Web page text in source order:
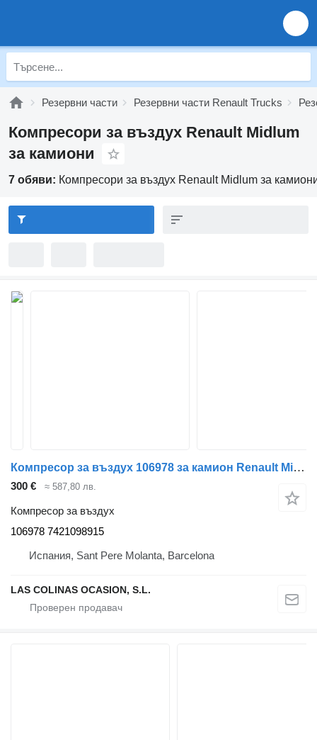
Резервни части Резервни части Renault Trucks
Компресори за въздух Renault Midlum
за камиони
7 обяви: Компресори за въздух Renault Midlum за
Компресор за въздух 106978 за камион Renault Midlum
300 € ≈ 587,80 лв.
Компресор за въздух
106978 7421098915
Испания, Sant Pere Molanta, Barcelona
LAS COLINAS OCASION, S.L.